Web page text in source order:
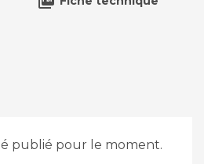
publié pour le moment.